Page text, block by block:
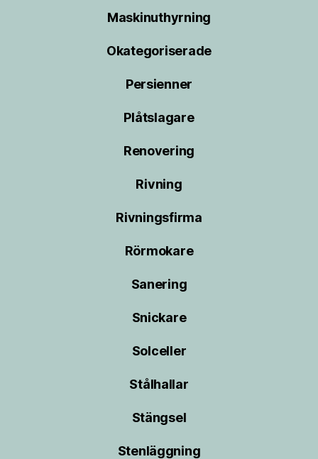
Maskinuthyrning
Okategoriserade
Persienner
Plåtslagare
Renovering
Rivning
Rivningsfirma
Rörmokare
Sanering
Snickare
Solceller
Stålhallar
Stängsel
Stenläggning